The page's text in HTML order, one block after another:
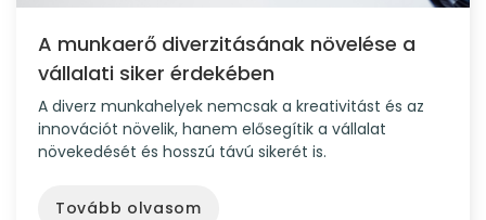
A munkaerő diverzitásának növelése a
vállalati siker érdekében
A diverz munkahelyek nemcsak a kreativitást és az
innovációt növelik, hanem elősegítik a vállalat
növekedését és hosszú távú sikerét is.
Tovább olvasom